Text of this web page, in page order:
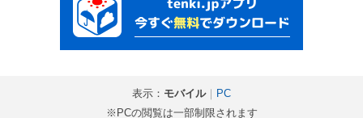
表示： モバイル｜ PC
※PCの閲覧は一部制限されます